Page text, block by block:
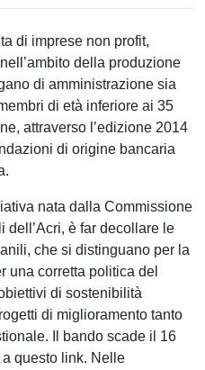
di imprese non profit,
della produzione
di amministrazione sia
di età inferiore ai 35
attraverso l’edizione 2014
di origine bancaria
nata dalla Commissione
dell’Acri, è far decollare le
che si distinguano per la
una corretta politica del
di sostenibilità
di miglioramento tanto
Il bando scade il 16
questo link. Nelle